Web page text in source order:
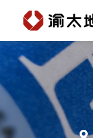
首頁
產品與服務
